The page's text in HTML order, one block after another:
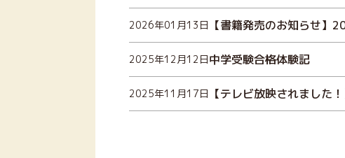
2026年01月13日 【書籍発売のお知らせ】
2025年12月12日中学受験合格体験記
2025年11月17日 【テレビ放映されました